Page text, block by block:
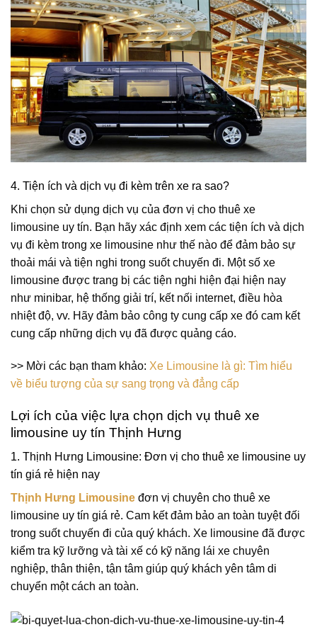
4. Tiện ích và dịch vụ đi kèm trên xe ra sao?
Khi chọn sử dụng dịch vụ của đơn vị cho thuê xe
limousine uy tín. Bạn hãy xác định xem các tiện ích và dịch
vụ đi kèm trong xe limousine như thế nào để đảm bảo sự
thoải mái và tiện nghi trong suốt chuyến đi. Một số xe
limousine được trang bị các tiện nghi hiện đại hiện nay
như minibar, hệ thống giải trí, kết nối internet, điều hòa
nhiệt độ, vv. Hãy đảm bảo công ty cung cấp xe đó cam kết
cung cấp những dịch vụ đã được quảng cáo.
>> Mời các bạn tham khảo: Xe Limousine là gì: Tìm hiểu
về biểu tượng của sự sang trọng và đẳng cấp
Lợi ích của việc lựa chọn dịch vụ thuê xe
limousine uy tín Thịnh Hưng
1. Thịnh Hưng Limousine: Đơn vị cho thuê xe limousine uy
tín giá rẻ hiện nay
Thịnh Hưng Limousine đơn vị chuyên cho thuê xe
limousine uy tín giá rẻ. Cam kết đảm bảo an toàn tuyệt đối
trong suốt chuyến đi của quý khách. Xe limousine đã được
kiểm tra kỹ lưỡng và tài xế có kỹ năng lái xe chuyên
nghiệp, thân thiện, tận tâm giúp quý khách yên tâm di
chuyển một cách an toàn.